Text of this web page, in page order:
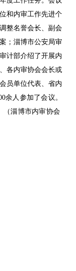
和内审工作先进个
整名誉会长、副会
；淄博市公安局审
计部介绍了开展内
各内审协会会长或
员单位代表、省内
余人参加了会议。
（淄博市内审协会